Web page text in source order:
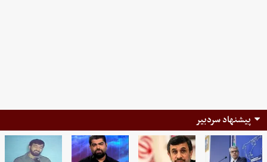
پیشنهاد سردبیر